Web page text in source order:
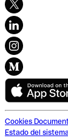
Cookies
Estado del sistema